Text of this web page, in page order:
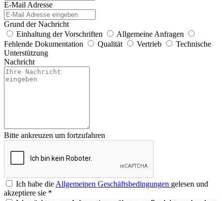
E-Mail Adresse
Grund der Nachricht
Einhaltung der Vorschriften
Allgemeine Anfragen
Fehlende Dokumentation
Qualität Vertrieb
Technische
Unterstützung
Nachricht
Bitte ankreuzen um fortzufahren
Ich habe dieAllgemeinen Geschäftsbedingungen gelesen und
akzeptiere sie *